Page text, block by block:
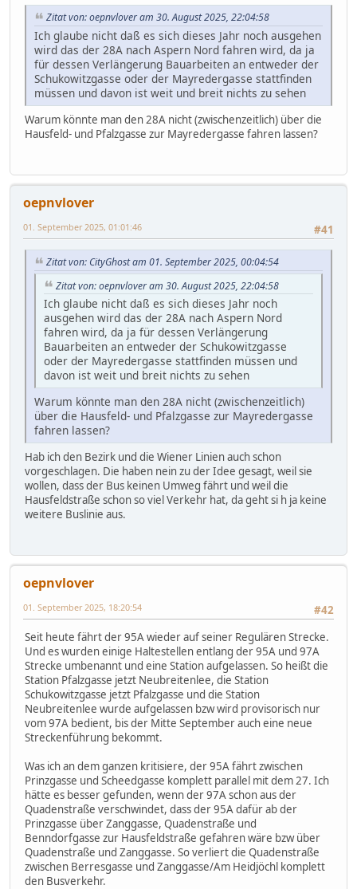
Zitat von: oepnvlover am 30. August 2025, 22:04:58
Ich glaube nicht daß es sich dieses Jahr noch ausgehen
wird das der 28A nach Aspern Nord fahren wird, da ja
für dessen Verlängerung Bauarbeiten an entweder der
Schukowitzgasse oder der Mayredergasse stattfinden
müssen und davon ist weit und breit nichts zu sehen
Warum könnte man den 28A nicht (zwischenzeitlich) über die
Hausfeld- und Pfalzgasse zur Mayredergasse fahren lassen?
oepnvlover
#41
01. September 2025, 01:01:46
Zitat von: CityGhost am 01. September 2025, 00:04:54
Zitat von: oepnvlover am 30. August 2025, 22:04:58
Ich glaube nicht daß es sich dieses Jahr noch
ausgehen wird das der 28A nach Aspern Nord
fahren wird, da ja für dessen Verlängerung
Bauarbeiten an entweder der Schukowitzgasse
oder der Mayredergasse stattfinden müssen und
davon ist weit und breit nichts zu sehen
Warum könnte man den 28A nicht (zwischenzeitlich)
über die Hausfeld- und Pfalzgasse zur Mayredergasse
fahren lassen?
Hab ich den Bezirk und die Wiener Linien auch schon
vorgeschlagen. Die haben nein zu der Idee gesagt, weil sie
wollen, dass der Bus keinen Umweg fährt und weil die
Hausfeldstraße schon so viel Verkehr hat, da geht si h ja keine
weitere Buslinie aus.
oepnvlover
#42
01. September 2025, 18:20:54
Seit heute fährt der 95A wieder auf seiner Regulären Strecke.
Und es wurden einige Haltestellen entlang der 95A und 97A
Strecke umbenannt und eine Station aufgelassen. So heißt die
Station Pfalzgasse jetzt Neubreitenlee, die Station
Schukowitzgasse jetzt Pfalzgasse und die Station
Neubreitenlee wurde aufgelassen bzw wird provisorisch nur
vom 97A bedient, bis der Mitte September auch eine neue
Streckenführung bekommt.
Was ich an dem ganzen kritisiere, der 95A fährt zwischen
Prinzgasse und Scheedgasse komplett parallel mit dem 27. Ich
hätte es besser gefunden, wenn der 97A schon aus der
Quadenstraße verschwindet, dass der 95A dafür ab der
Prinzgasse über Zanggasse, Quadenstraße und
Benndorfgasse zur Hausfeldstraße gefahren wäre bzw über
Quadenstraße und Zanggasse. So verliert die Quadenstraße
zwischen Berresgasse und Zanggasse/Am Heidjöchl komplett
den Busverkehr.